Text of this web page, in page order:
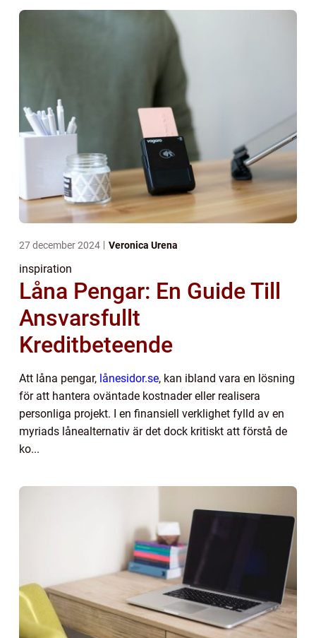
27 december 2024 Veronica Urena
inspiration
Låna Pengar: En Guide Till
Ansvarsfullt
Kreditbeteende
Att låna pengar, lånesidor.se, kan ibland vara en lösning
för att hantera oväntade kostnader eller realisera
personliga projekt. I en finansiell verklighet fylld av en
myriads lånealternativ är det dock kritiskt att förstå de
ko...